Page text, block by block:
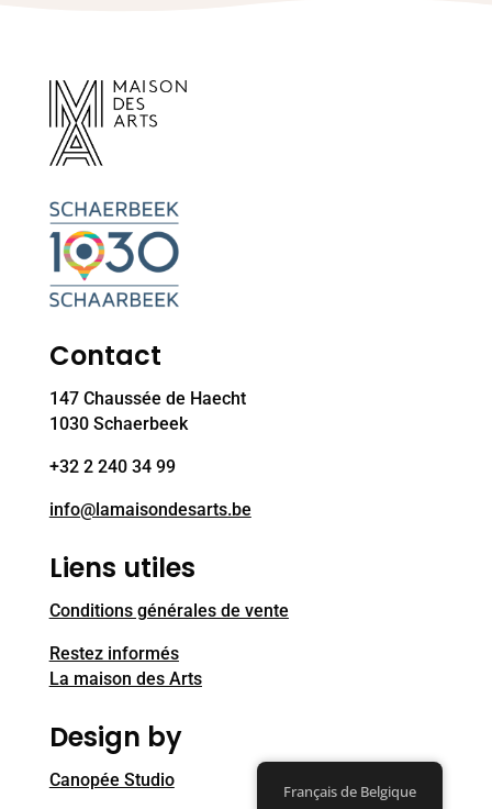
Contact
147 Chaussée de Haecht
1030 Schaerbeek
+32 2 240 34 99
info@lamaisondesarts.be
Liens utiles
Conditions générales de vente
Restez informés
La maison des Arts
Design by
Canopée Studio
Français de Belgique